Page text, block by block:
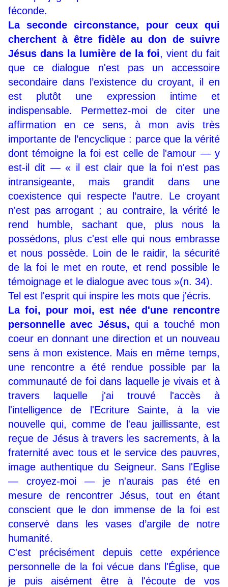
féconde.
La seconde circonstance, pour ceux qui
cherchent à être fidèle au don de suivre
Jésus dans la lumière de la foi, vient du fait
que ce dialogue n'est pas un accessoire
secondaire dans l’existence du croyant, il en
est plutôt une expression intime et
indispensable. Permettez-moi de citer une
affirmation en ce sens, à mon avis très
importante de l’encyclique : parce que la vérité
dont témoigne la foi est celle de l'amour — y
est-il dit — « il est clair que la foi n'est pas
intransigeante, mais grandit dans une
coexistence qui respecte l’autre. Le croyant
n'est pas arrogant ; au contraire, la vérité le
rend humble, sachant que, plus nous la
possédons, plus c'est elle qui nous embrasse
et nous possède. Loin de le raidir, la sécurité
de la foi le met en route, et rend possible le
témoignage et le dialogue avec tous »(n. 34).
Tel est l'esprit qui inspire les mots que j'écris.
La foi, pour moi, est née d'une rencontre
personnelle avec Jésus, qui a touché mon
coeur en donnant une direction et un nouveau
sens à mon existence. Mais en même temps,
une rencontre a été rendue possible par la
communauté de foi dans laquelle je vivais et à
travers laquelle j'ai trouvé l'accès à
l'intelligence de l'Ecriture Sainte, à la vie
nouvelle qui, comme de l'eau jaillissante, est
reçue de Jésus à travers les sacrements, à la
fraternité avec tous et le service des pauvres,
image authentique du Seigneur. Sans l'Eglise
— croyez-moi — je n'aurais pas été en
mesure de rencontrer Jésus, tout en étant
conscient que le don immense de la foi est
conservé dans les vases d’argile de notre
humanité.
C'est précisément depuis cette expérience
personnelle de la foi vécue dans l'Église, que
je puis aisément être à l'écoute de vos